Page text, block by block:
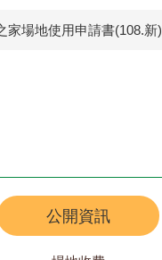
家場地使用申請書(108.新)
公開資訊